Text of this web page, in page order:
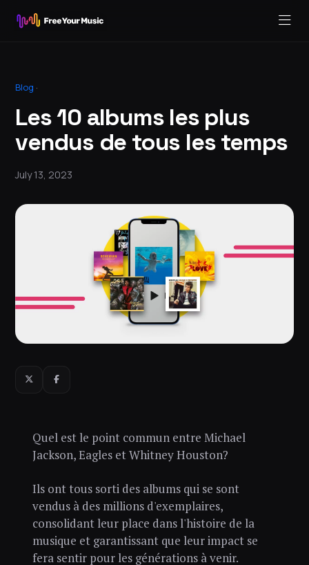
Blog ·
Les 10 albums les plus
vendus de tous les temps
July 13, 2023
Quel est le point commun entre Michael
Jackson, Eagles et Whitney Houston?
Ils ont tous sorti des albums qui se sont
vendus à des millions d'exemplaires,
consolidant leur place dans l'histoire de la
musique et garantissant que leur impact se
fera sentir pour les générations à venir.